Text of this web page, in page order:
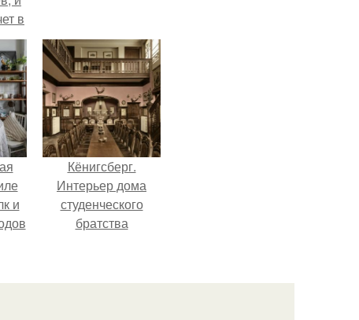
в
и
Кёнигсберг.
Интерьер дома
студенческого
братства